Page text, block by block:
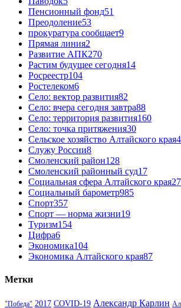
Пенсионный фонд51
Преодоление53
прокуратура сообщает9
Прямая линия2
Развитие АПК270
Растим будущее сегодня14
Росреестр104
Ростелеком6
Село: вектор развития82
Село: вчера сегодня завтра88
Село: территория развития160
Село: точка притяжения30
Сельское хозяйство Алтайского края
Служу России8
Смоленский район128
Смоленский районный суд17
Социальная сфера Алтайского края
Социальный барометр985
Спорт357
Спорт — норма жизни19
Туризм154
Цифра6
Экономика104
Экономика Алтайского края87
Метки
"Победа" 2017 COVID-19 Александр Карлин